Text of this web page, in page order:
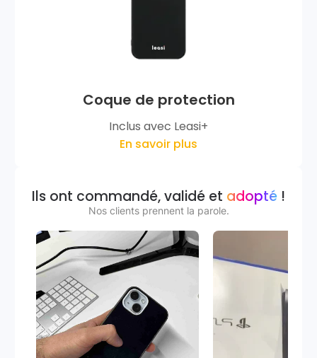
Coque de protection
Inclus avec Leasi+
En savoir plus
Ils ont commandé, validé et adopté !
Nos clients prennent la parole.